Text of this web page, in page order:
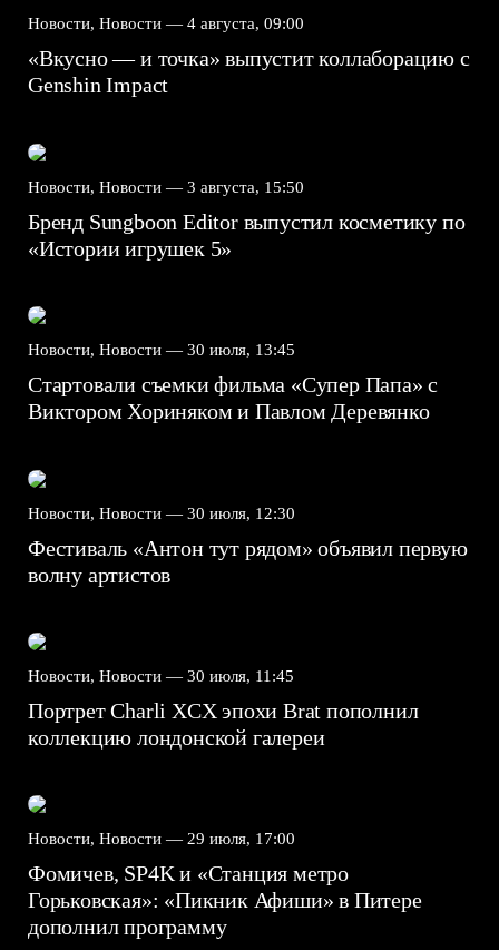
Новости, Новости — 4 августа, 09:00
«Вкусно — и точка» выпустит коллаборацию с
Genshin Impact⁠⁠
Новости, Новости — 3 августа, 15:50
Бренд Sungboon Editor выпустил косметику по
«Истории игрушек 5»
Новости, Новости — 30 июля, 13:45
Стартовали съемки фильма «Супер Папа» с
Виктором Хориняком и Павлом Деревянко
Новости, Новости — 30 июля, 12:30
Фестиваль «Антон тут рядом» объявил первую
волну артистов
Новости, Новости — 30 июля, 11:45
Портрет Charli XCX эпохи Brat пополнил
коллекцию лондонской галереи
Новости, Новости — 29 июля, 17:00
Фомичев, SP4K и «Станция метро
Горьковская»: «Пикник Афиши» в Питере
дополнил программу